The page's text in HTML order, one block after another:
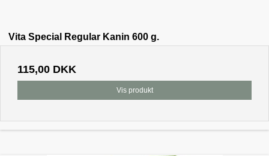
Vita Special Regular Kanin 600 g.
115,00 DKK
Vis produkt